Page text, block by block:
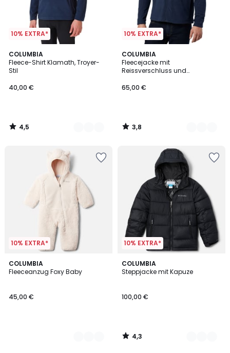
10% EXTRA*
COLUMBIA
Fleece-Shirt Klamath, Troyer-
Stil
40,00 €
4,5
/ 5
4
Farben
4,5
/
10% EXTRA*
COLUMBIA
Fleecejacke mit
Reissverschluss und
65,00 €
3,8
/ 5
4
Farben
3,8
/
10% EXTRA*
COLUMBIA
Fleeceanzug Foxy Baby
45,00 €
2
Farben
10% EXTRA*
COLUMBIA
Steppjacke mit Kapuze
100,00 €
4,3
/ 5
2
Farben
4,3
/